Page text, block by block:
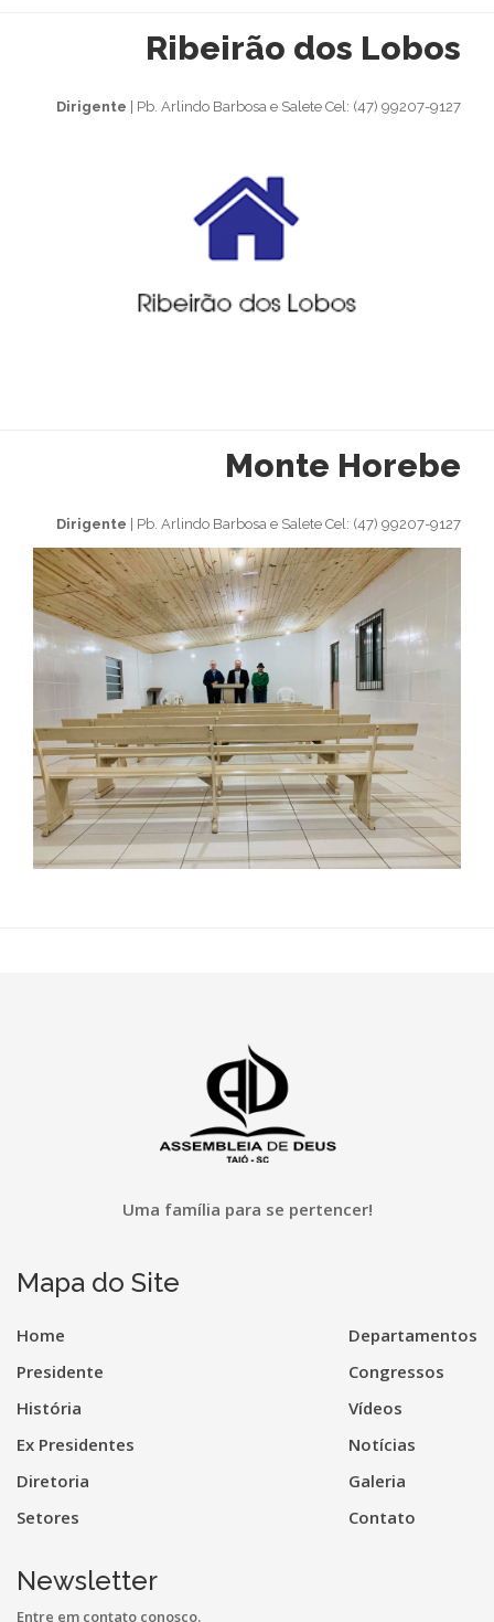
Ribeirão dos Lobos
Dirigente | Pb. Arlindo Barbosa e Salete Cel: (47) 99207-9127
Monte Horebe
Dirigente | Pb. Arlindo Barbosa e Salete Cel: (47) 99207-9127
Uma família para se pertencer!
Mapa do Site
Home
Presidente
História
Ex Presidentes
Diretoria
Setores
Departamentos
Congressos
Vídeos
Notícias
Galeria
Contato
Newsletter
Entre em contato conosco.